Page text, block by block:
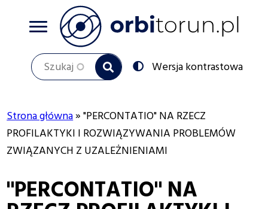
Szukaj
Przełącz
na:
Wersja kontrastowa
Ścieżka
nawigacyjna
Strona główna "PERCONTATIO" NA RZECZ
PROFILAKTYKI I ROZWIĄZYWANIA PROBLEMÓW
ZWIĄZANYCH Z UZALEŻNIENIAMI
"PERCONTATIO" NA